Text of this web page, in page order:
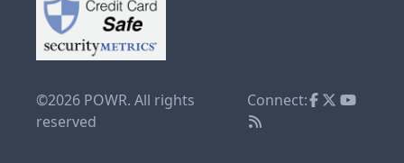
©2026 POWR. All rights
reserved
Connect: